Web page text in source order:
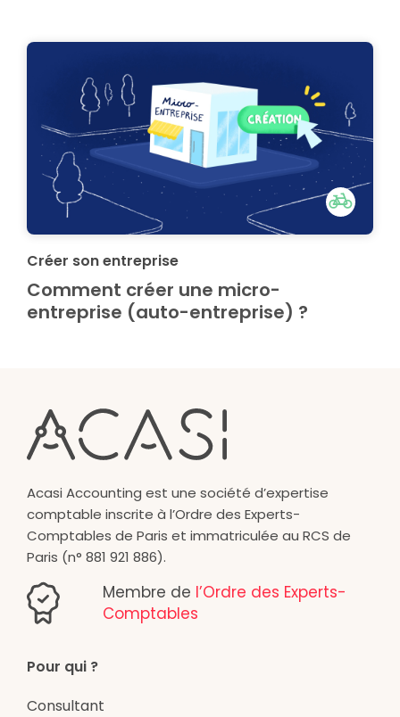
Créer son entreprise
Comment créer une micro-
entreprise (auto-entreprise) ?
Acasi Accounting est une société d’expertise
comptable inscrite à l’Ordre des Experts-
Comptables de Paris et immatriculée au RCS de
Paris (n° 881 921 886).
Membre de l’Ordre des Experts-
Comptables
Pour qui ?
Consultant